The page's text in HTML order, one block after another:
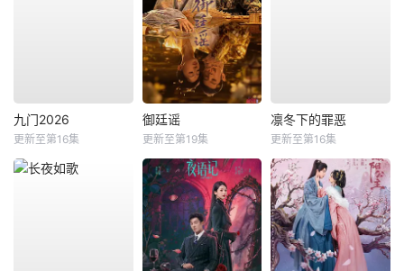
九门2026
更新至第16集
御廷谣
更新至第19集
凛冬下的罪恶
更新至第16集